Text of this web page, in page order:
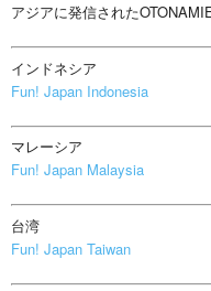
アジアに発信された
インドネシア
Fun! Japan Indonesia
マレーシア
Fun! Japan Malaysia
台湾
Fun! Japan Taiwan